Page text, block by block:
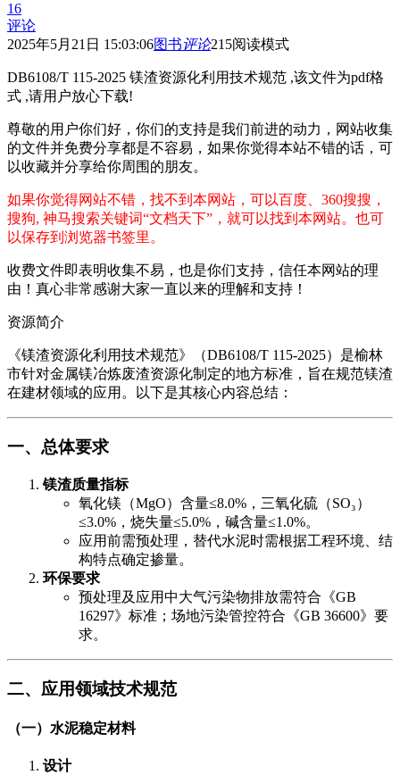
16
评论
2025年5月21日 15:03:06图书评论215阅读模式
DB6108/T 115-2025 镁渣资源化利用技术规范 ,该文件为pdf格
式 ,请用户放心下载!
尊敬的用户你们好，你们的支持是我们前进的动力，网站收集
的文件并免费分享都是不容易，如果你觉得本站不错的话，可
以收藏并分享给你周围的朋友。
如果你觉得网站不错，找不到本网站，可以百度、360搜搜，
搜狗, 神马搜索关键词“文档天下”，就可以找到本网站。也可
以保存到浏览器书签里。
收费文件即表明收集不易，也是你们支持，信任本网站的理
由！真心非常感谢大家一直以来的理解和支持！
资源简介
《镁渣资源化利用技术规范》（DB6108/T 115-2025）是榆林
市针对金属镁冶炼废渣资源化制定的地方标准，旨在规范镁渣
在建材领域的应用。以下是其核心内容总结：
一、总体要求
镁渣质量指标
氧化镁（MgO）含量≤8.0%，三氧化硫（SO₃）
≤3.0%，烧失量≤5.0%，碱含量≤1.0%。
应用前需预处理，替代水泥时需根据工程环境、结
构特点确定掺量。
环保要求
预处理及应用中大气污染物排放需符合《GB
16297》标准；场地污染管控符合《GB 36600》要
求。
二、应用领域技术规范
​（一）水泥稳定材料
设计